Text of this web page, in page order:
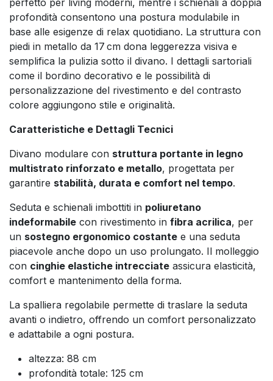
perfetto per living moderni, mentre i schienali a doppia
profondità consentono una postura modulabile in
base alle esigenze di relax quotidiano. La struttura con
piedi in metallo da 17 cm dona leggerezza visiva e
semplifica la pulizia sotto il divano. I dettagli sartoriali
come il bordino decorativo e le possibilità di
personalizzazione del rivestimento e del contrasto
colore aggiungono stile e originalità.
Caratteristiche e Dettagli Tecnici
Divano modulare con struttura portante in legno
multistrato rinforzato e metallo, progettata per
garantire stabilità, durata e comfort nel tempo.
Seduta e schienali imbottiti in poliuretano
indeformabile con rivestimento in fibra acrilica, per
un sostegno ergonomico costante e una seduta
piacevole anche dopo un uso prolungato. Il molleggio
con cinghie elastiche intrecciate assicura elasticità,
comfort e mantenimento della forma.
La spalliera regolabile permette di traslare la seduta
avanti o indietro, offrendo un comfort personalizzato
e adattabile a ogni postura.
altezza: 88 cm
profondità totale: 125 cm